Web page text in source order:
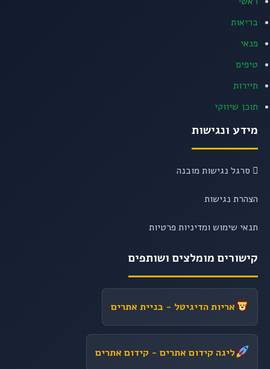
בריאות
פנאי
טיפים
תיירות
תוכן שיווקי
מידע ונגישות
סרגל נגישות מובנה
הצהרת נגישות
תנאי שימוש ומדיניות פרטיות
קישורים מומלצים ושותפים
אריות הדיגיטל - בניית אתרים
ליגה קידום אתרים- קידום אתרים